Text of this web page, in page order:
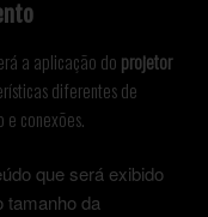
a aplicação do projetor
diferentes de
e conexões.
que será exibido
tamanho da